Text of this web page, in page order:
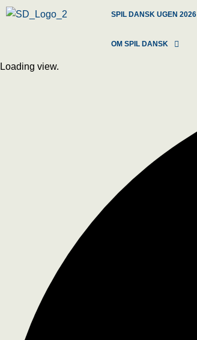
SPIL DANSK UGEN 2026
OM SPIL DANSK
Loading view.